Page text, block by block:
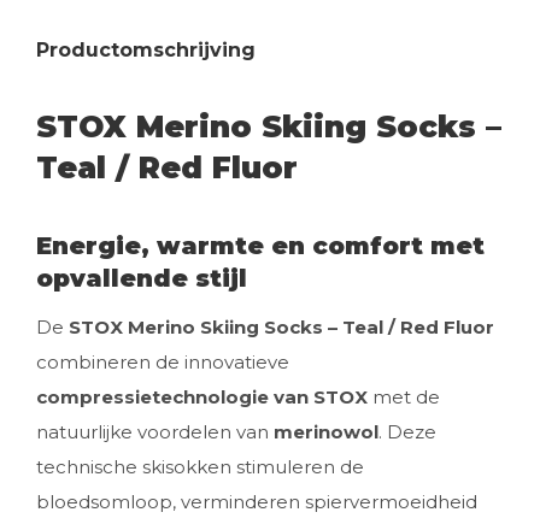
Productomschrijving
STOX Merino Skiing Socks –
Teal / Red Fluor
Energie, warmte en comfort met
opvallende stijl
De STOX Merino Skiing Socks – Teal / Red Fluor
combineren de innovatieve
compressietechnologie van STOX met de
natuurlijke voordelen van merinowol. Deze
technische skisokken stimuleren de
bloedsomloop, verminderen spiervermoeidheid